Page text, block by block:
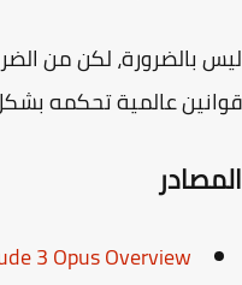
بالضرورة، لكن من
عالمية تحكمه بشكل
3 Opus Overview